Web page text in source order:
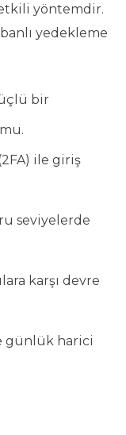
etkili yöntemdir.
yedekleme
bir
ile giriş
seviyelerde
karşı devre
günlük harici